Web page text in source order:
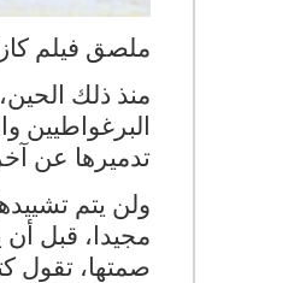
ملصق فيلم
منذ ذلك
البرغواطيين
تدميرها عن آخرها من طرف
مجيدا، قبل أن
صمتها، تقول